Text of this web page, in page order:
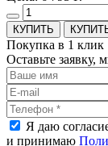
Покупка в 1 клик
Оставьте
Я даю
и принимаю